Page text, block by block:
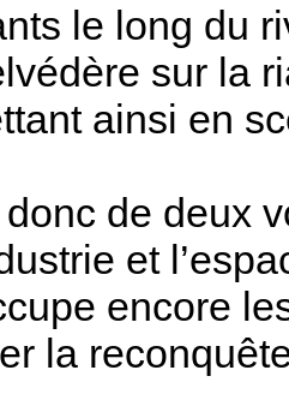
le long du
sur la
ainsi en
de deux
et
encore
la